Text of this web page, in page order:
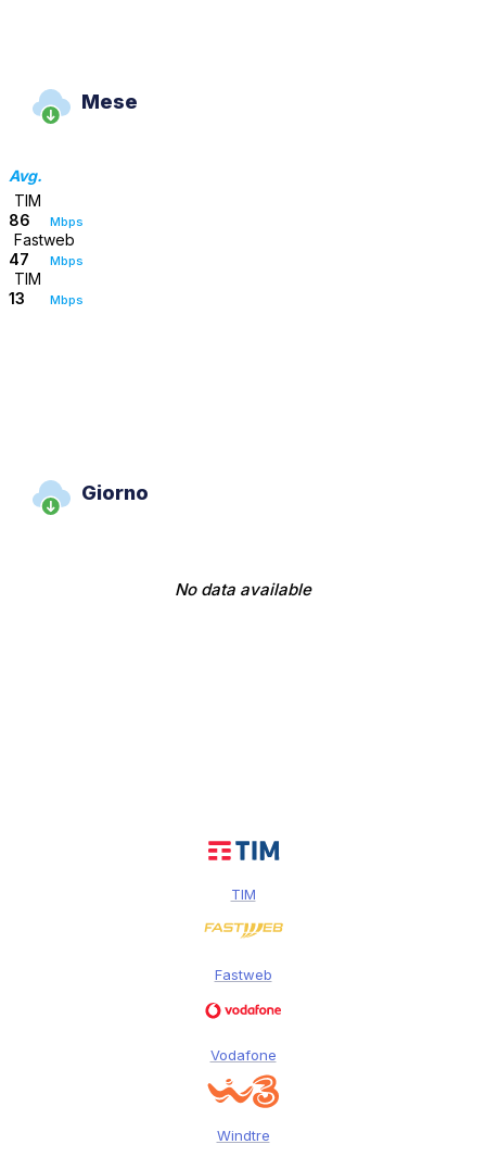
Mese
Avg.
TIM
86
Mbps
Fastweb
47
Mbps
TIM
13
Mbps
Giorno
No data available
TIM
Fastweb
Vodafone
Windtre